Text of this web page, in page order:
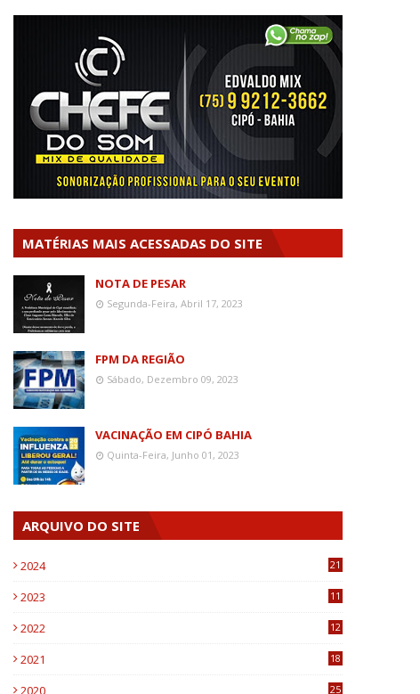
MATÉRIAS MAIS ACESSADAS DO SITE
NOTA DE PESAR
Segunda-Feira, Abril 17, 2023
FPM DA REGIÃO
Sábado, Dezembro 09, 2023
VACINAÇÃO EM CIPÓ BAHIA
Quinta-Feira, Junho 01, 2023
ARQUIVO DO SITE
2024 21
2023
11
2022
12
2021
18
2020 25